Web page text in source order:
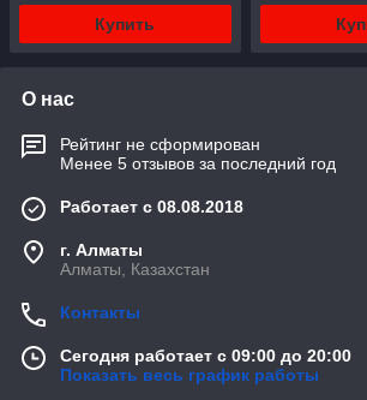
Купить
О нас
Рейтинг не сформирован
Менее 5 отзывов за последний год
Работает с 08.08.2018
г. Алматы
Алматы, Казахстан
Контакты
Сегодня работает с 09:00 до 20:00
Показать весь график работы